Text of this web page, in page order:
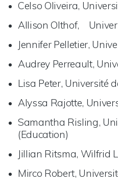
Celso Oliveira,
Allison Olthof,
Jennifer Pelletier,
Audrey Perreault,
Lisa Peter, Université
Alyssa Rajotte,
Samantha Risling,
(Education)
Jillian Ritsma, Wilfrid
Mirco Robert,